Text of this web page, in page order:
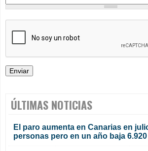
ÚLTIMAS NOTICIAS
El paro aumenta en Canarias en
personas pero en un año baja 6.920